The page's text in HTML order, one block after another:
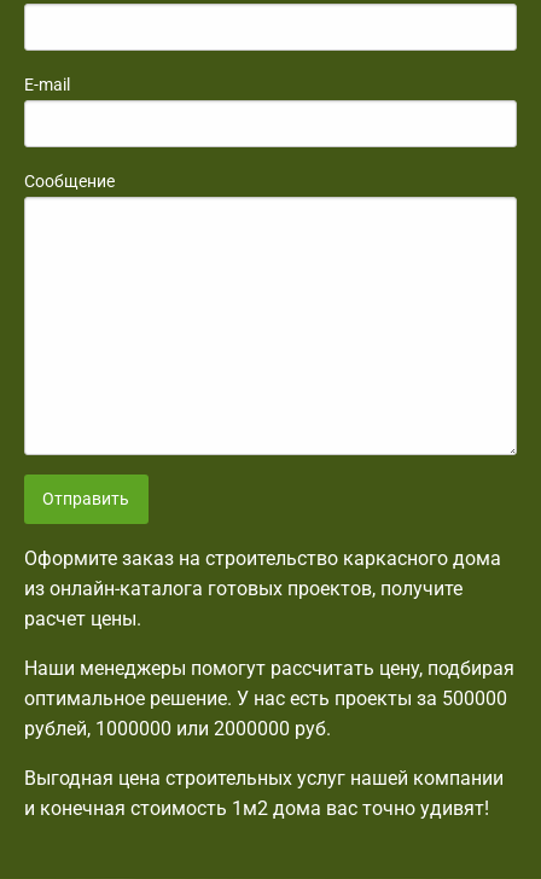
E-mail
Сообщение
Отправить
Оформите заказ на строительство каркасного дома
из онлайн-каталога готовых проектов, получите
расчет цены.
Наши менеджеры помогут рассчитать цену, подбирая
оптимальное решение. У нас есть проекты за 500000
рублей, 1000000 или 2000000 руб.
Выгодная цена строительных услуг нашей компании
и конечная стоимость 1м2 дома вас точно удивят!